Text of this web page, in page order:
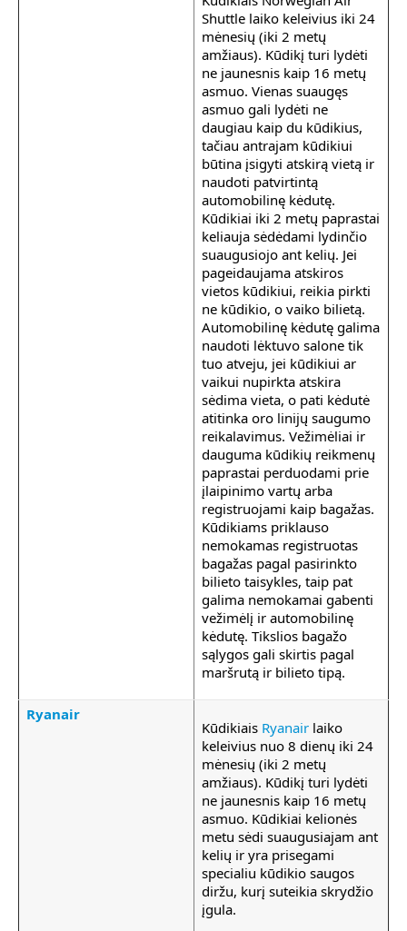
Shuttle laiko keleivius iki 24
mėnesių (iki 2 metų
amžiaus). Kūdikį turi lydėti
ne jaunesnis kaip 16 metų
asmuo. Vienas suaugęs
asmuo gali lydėti ne
daugiau kaip du kūdikius,
tačiau antrajam kūdikiui
būtina įsigyti atskirą vietą ir
naudoti patvirtintą
automobilinę kėdutę.
Kūdikiai iki 2 metų paprastai
keliauja sėdėdami lydinčio
suaugusiojo ant kelių. Jei
pageidaujama atskiros
vietos kūdikiui, reikia pirkti
ne kūdikio, o vaiko bilietą.
Automobilinę kėdutę galima
naudoti lėktuvo salone tik
tuo atveju, jei kūdikiui ar
vaikui nupirkta atskira
sėdima vieta, o pati kėdutė
atitinka oro linijų saugumo
reikalavimus. Vežimėliai ir
dauguma kūdikių reikmenų
paprastai perduodami prie
įlaipinimo vartų arba
registruojami kaip bagažas.
Kūdikiams priklauso
nemokamas registruotas
bagažas pagal pasirinkto
bilieto taisykles, taip pat
galima nemokamai gabenti
vežimėlį ir automobilinę
kėdutę. Tikslios bagažo
sąlygos gali skirtis pagal
maršrutą ir bilieto tipą.
Ryanair
Kūdikiais Ryanair laiko
keleivius nuo 8 dienų iki 24
mėnesių (iki 2 metų
amžiaus). Kūdikį turi lydėti
ne jaunesnis kaip 16 metų
asmuo. Kūdikiai kelionės
metu sėdi suaugusiajam ant
kelių ir yra prisegami
specialiu kūdikio saugos
diržu, kurį suteikia skrydžio
įgula.